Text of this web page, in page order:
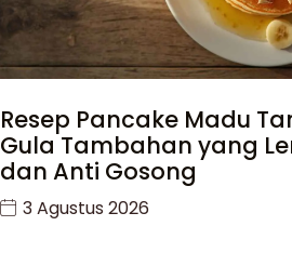
Resep Pancake Madu
Gula Tambahan yang
dan Anti Gosong
3 Agustus 2026